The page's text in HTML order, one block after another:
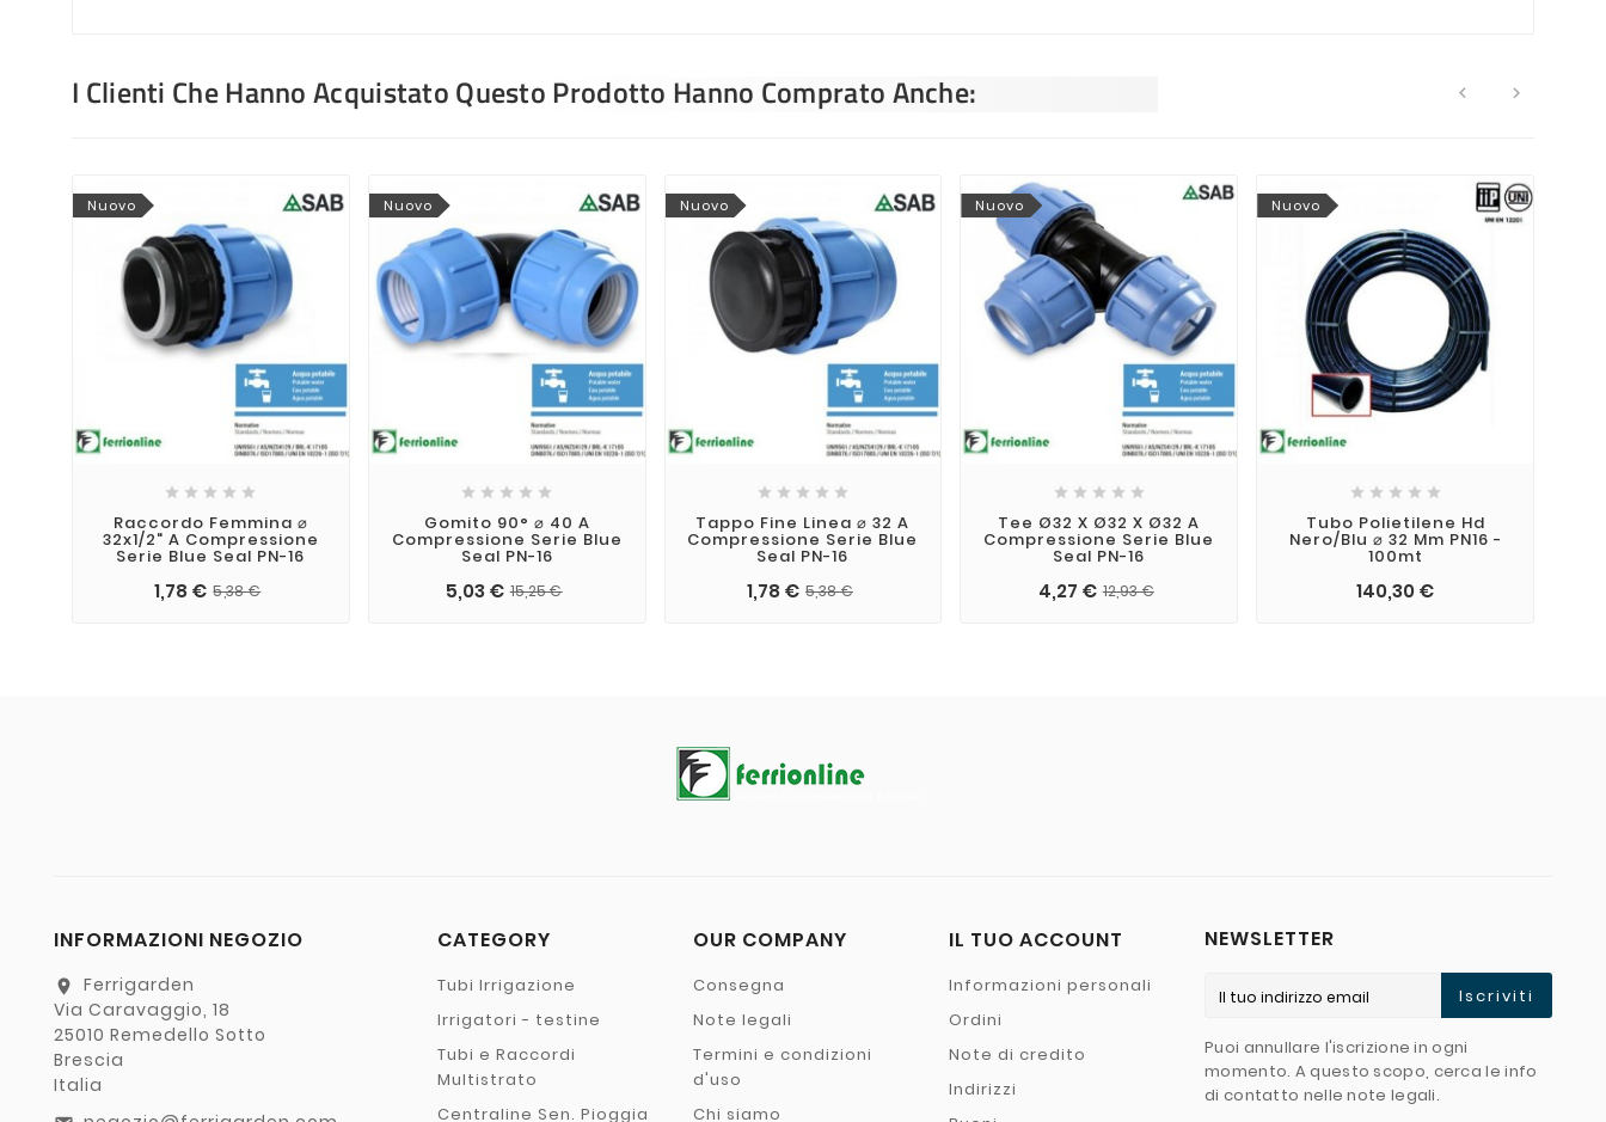
I Clienti Che Hanno Acquistato Questo Prodotto Hanno Comprato Anche:  
Nuovo
    
Raccordo Femmina ⌀
32x1/2" A Compressione
Serie Blue Seal PN-16
1,78 € 5,38 €
Nuovo
    
Gomito 90° ⌀ 40 A
Compressione Serie Blue
Seal PN-16
5,03 € 15,25 €
Nuovo
    
Tappo Fine Linea ⌀ 32 A
Compressione Serie Blue
Seal PN-16
1,78 € 5,38 €
Nuovo
    
Tee Ø32 X Ø32 X Ø32 A
Compressione Serie Blue
Seal PN-16
4,27 € 12,93 €
Nuovo
    
Tubo Polietilene Hd
Nero/Blu ⌀ 32 Mm PN16 -
100mt
140,30 €
INFORMAZIONI NEGOZIO
location_on
Ferrigarden
Via Caravaggio, 18
25010 Remedello Sotto
Brescia
Italia
CATEGORY
Tubi Irrigazione
Irrigatori - testine
Tubi e Raccordi
Multistrato
Centraline Sen. Pioggia
OUR COMPANY
Consegna
Note legali
Termini e condizioni
d'uso
Chi siamo
IL TUO ACCOUNT
Informazioni personali
Ordini
Note di credito
Indirizzi
NEWSLETTER
Iscriviti
Puoi annullare l'iscrizione in ogni
momento. A questo scopo, cerca le info
di contatto nelle note legali.